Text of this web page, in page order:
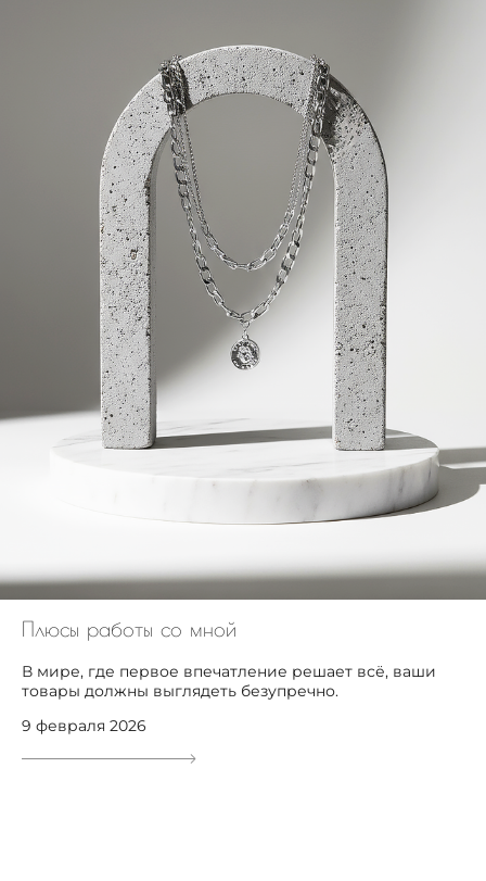
Плюсы работы со мной
В мире, где первое впечатление решает всё, ваши
товары должны выглядеть безупречно.
9 февраля 2026